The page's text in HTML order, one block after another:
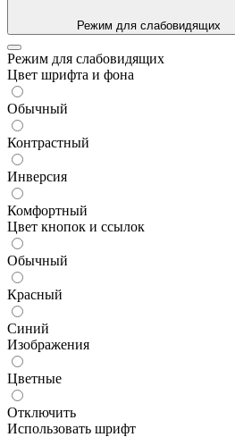
Режим для слабовидящих
Режим для слабовидящих
Цвет шрифта и фона
Обычный
Контрастный
Инверсия
Комфортный
Цвет кнопок и ссылок
Обычный
Красный
Синий
Изображения
Цветные
Отключить
Использовать шрифт